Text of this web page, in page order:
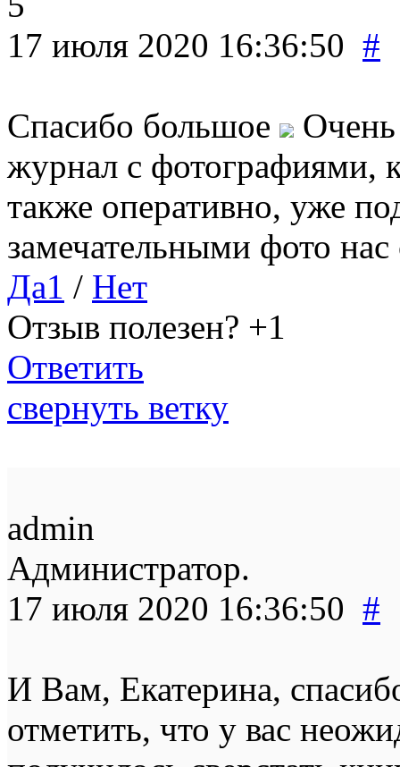
17 июля 2020 16:36:50 #
Спасибо большое
Очень
журнал с фотографиями,
также оперативно, уже
замечательными фото
Да1 / Нет
Отзыв полезен? +1
Ответить
свернуть ветку
admin
Администратор.
17 июля 2020 16:36:50 #
И Вам, Екатерина,
отметить, что у вас